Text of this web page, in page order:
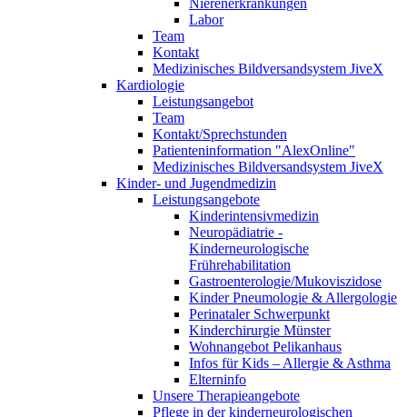
Nierenerkrankungen
Labor
Team
Kontakt
Medizinisches Bildversandsystem JiveX
Kardiologie
Leistungsangebot
Team
Kontakt/Sprechstunden
Patienteninformation "AlexOnline"
Medizinisches Bildversandsystem JiveX
Kinder- und Jugendmedizin
Leistungsangebote
Kinderintensivmedizin
Neuropädiatrie -
Kinderneurologische
Frührehabilitation
Gastroenterologie/Mukoviszidose
Kinder Pneumologie & Allergologie
Perinataler Schwerpunkt
Kinderchirurgie Münster
Wohnangebot Pelikanhaus
Infos für Kids – Allergie & Asthma
Elterninfo
Unsere Therapieangebote
Pflege in der kinderneurologischen